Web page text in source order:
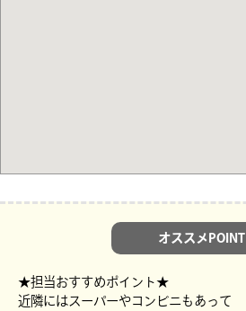
オススメPOINT
★担当おすすめポイント★
近隣にはスーパーやコンビニもあって